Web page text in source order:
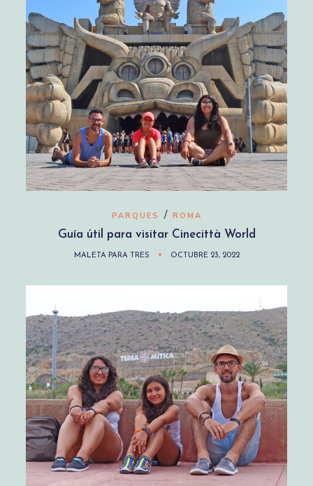
PARQUES / ROMA
Guía útil para visitar Cinecittà World
MALETA PARA TRES OCTUBRE 23, 2022